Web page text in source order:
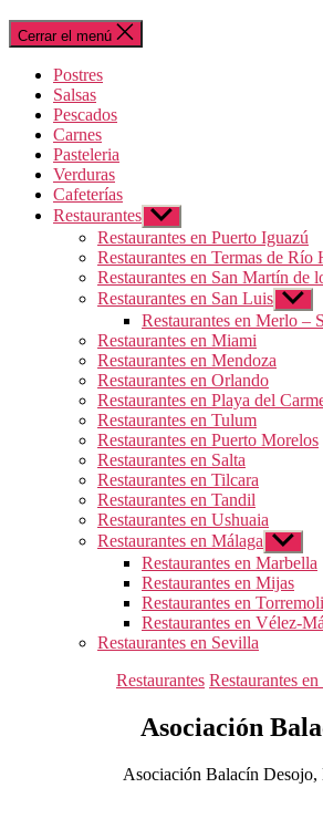
Cerrar el menú
Postres
Salsas
Pescados
Carnes
Pasteleria
Verduras
Cafeterías
Restaurantes Mostrar
el
submenú
Restaurantes en Puerto Iguazú
Restaurantes en Termas de Río
Restaurantes en San Martín de
Restaurantes en San Luis Mostrar
el
Restaurantes en Merlo –
Restaurantes en Miami
Restaurantes en Mendoza
Restaurantes en Orlando
Restaurantes en Playa del
Restaurantes en Tulum
Restaurantes en Puerto Morelos
Restaurantes en Salta
Restaurantes en Tilcara
Restaurantes en Tandil
Restaurantes en Ushuaia
Restaurantes en Málaga Mostrar
el
submenú
Restaurantes en Marbella
Restaurantes en Mijas
Restaurantes en
Restaurantes en Vélez-
Restaurantes en Sevilla
Categorías
Restaurantes Restaurantes
Asociación
Asociación Balacín Desojo,